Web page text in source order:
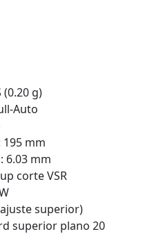
(0.20 g)
Auto
mm
6.03 mm
corte VSR
superior)
superior plano 20